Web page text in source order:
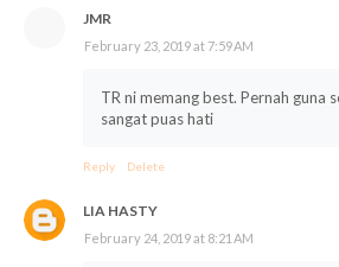
JMR
February 23, 2019 at 7:59 AM
TR ni memang best. Pernah guna
sangat puas hati
Reply Delete
LIA HASTY
February 24, 2019 at 8:21 AM